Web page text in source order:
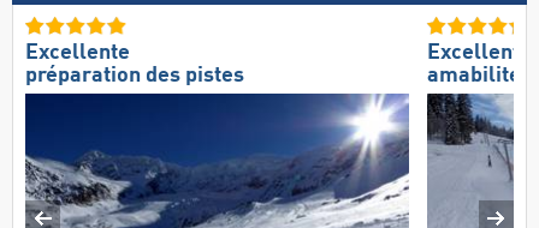
Excellente
préparation des pistes
Excellente
amabilité